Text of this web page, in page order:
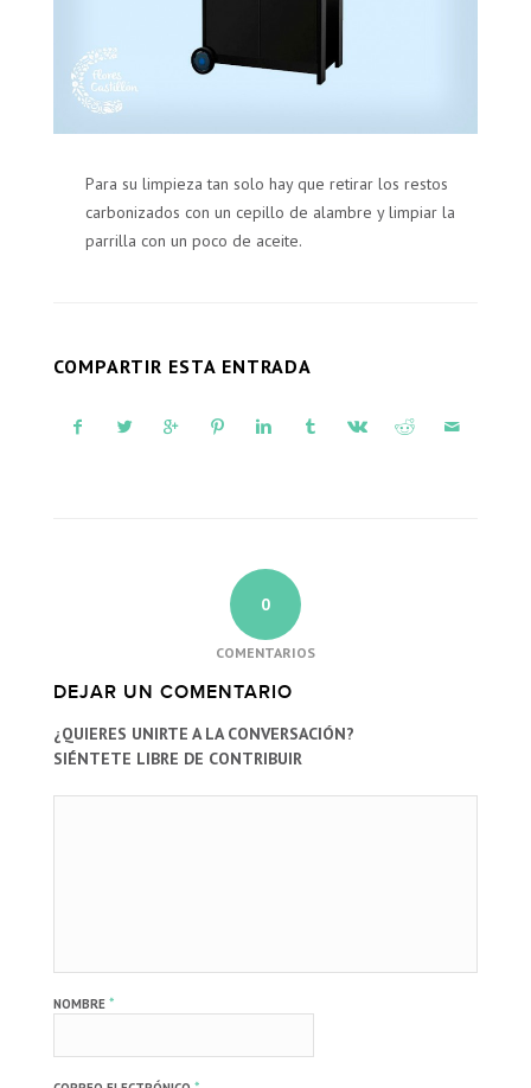
Para su limpieza tan solo hay que retirar los restos
carbonizados con un cepillo de alambre y limpiar la
parrilla con un poco de aceite.
COMPARTIR ESTA ENTRADA
0
COMENTARIOS
DEJAR UN COMENTARIO
¿QUIERES UNIRTE A LA CONVERSACIÓN?
SIÉNTETE LIBRE DE CONTRIBUIR
NOMBRE*